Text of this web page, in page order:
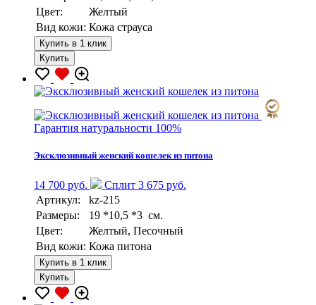
Цвет:
Желтый
Вид кожи: Кожа страуса
Купить в 1 клик
Купить
Гарантия натуральности 100%
Эксклюзивный женский кошелек из питона
14 700 руб.
Сплит 3 675 руб.
Артикул:
kz-215
Размеры:
19 *10,5 *3 см.
Цвет:
Желтый, Песочный
Вид кожи: Кожа питона
Купить в 1 клик
Купить